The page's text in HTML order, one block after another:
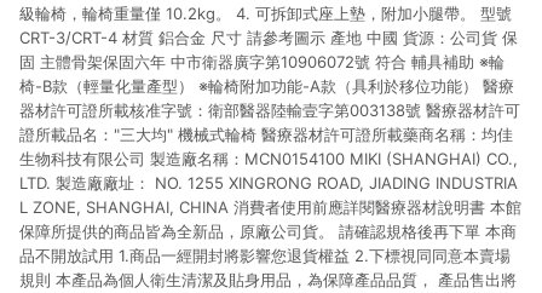
級輪椅，輪椅重量僅 10.2kg。 4. 可拆卸式座上墊，附加小腿帶。 型號
CRT-3/CRT-4 材質 鋁合金 尺寸 請參考圖示 產地 中國 貨源：公司貨 保
固 主體骨架保固六年 中市衛器廣字第10906072號 符合 輔具補助 ※輪
椅-B款（輕量化量產型） ※輪椅附加功能-A款（具利於移位功能） 醫療
器材許可證所載核准字號：衛部醫器陸輸壹字第003138號 醫療器材許可
證所載品名："三大均" 機械式輪椅 醫療器材許可證所載藥商名稱：均佳
生物科技有限公司 製造廠名稱：MCN0154100 MIKI (SHANGHAI) CO.,
LTD. 製造廠廠址： NO. 1255 XINGRONG ROAD, JIADING INDUSTRIA
L ZONE, SHANGHAI, CHINA 消費者使用前應詳閱醫療器材說明書 本館
保障所提供的商品皆為全新品，原廠公司貨。 請確認規格後再下單 本商
品不開放試用 1.商品一經開封將影響您退貨權益 2.下標視同同意本賣場
規則 本產品為個人衛生清潔及貼身用品，為保障產品品質， 產品售出將